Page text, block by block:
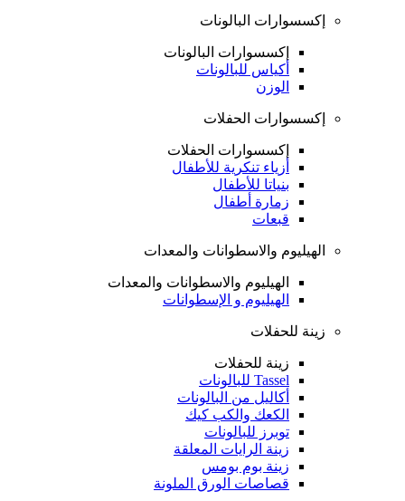
إكسسوارات البالونات
إكسسوارات البالونات
أكياس للبالونات
الوزن
إكسسوارات الحفلات
إكسسوارات الحفلات
أزياء تنكرية للأطفال
بنياتا للأطفال
زمارة أطفال
قبعات
الهيليوم والاسطوانات والمعدات
الهيليوم والاسطوانات والمعدات
الهيليوم و الإسطوانات
زينة للحفلات
زينة للحفلات
Tassel للبالونات
أكاليل من البالونات
الكعك والكب كيك
توبرز للبالونات
زينة الرايات المعلقة
زينة بوم بومس
قصاصات الورق الملونة